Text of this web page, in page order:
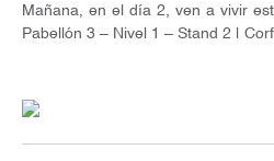
Mañana, en el día 2, ven a vivir
Pabellón 3 – Nivel 1 – Stand 2 |